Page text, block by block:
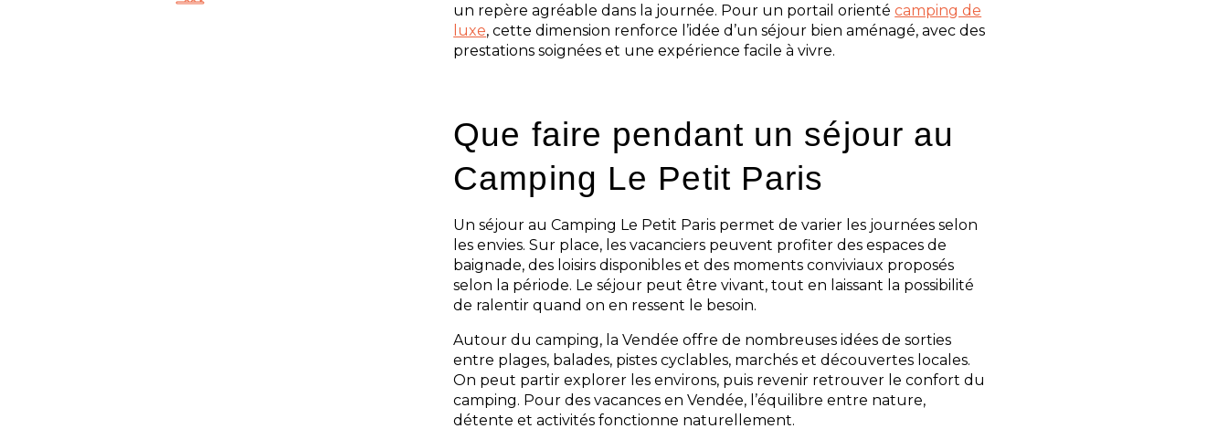
un repère agréable dans la journée. Pour un portail orientécamping de
luxe, cette dimension renforce l’idée d’un séjour bien aménagé, avec des
prestations soignées et une expérience facile à vivre.
Que faire pendant un séjour au
Camping Le Petit Paris
Un séjour au Camping Le Petit Paris permet de varier les journées selon
les envies. Sur place, les vacanciers peuvent profiter des espaces de
baignade, des loisirs disponibles et des moments conviviaux proposés
selon la période. Le séjour peut être vivant, tout en laissant la possibilité
de ralentir quand on en ressent le besoin.
Autour du camping, la Vendée offre de nombreuses idées de sorties
entre plages, balades, pistes cyclables, marchés et découvertes locales.
On peut partir explorer les environs, puis revenir retrouver le confort du
camping. Pour des vacances en Vendée, l’équilibre entre nature,
détente et activités fonctionne naturellement.